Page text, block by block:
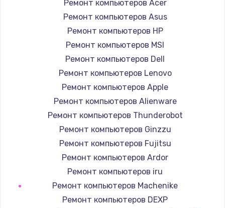
Замена экрана
920 руб.
Заказать
Замена северного моста
2620 руб.
Заказать
Замена SSD
1490 руб.
Заказать
Замена аккумулятора
690 руб.
Ремонт компьютеров Acer
Ремонт компьютеров Asus
Ремонт компьютеров HP
Ремонт компьютеров MSI
Ремонт компьютеров Dell
Ремонт компьютеров Lenovo
Ремонт компьютеров Apple
Ремонт компьютеров Alienware
Ремонт компьютеров Thunderobot
Ремонт компьютеров Ginzzu
Ремонт компьютеров Fujitsu
Ремонт компьютеров Ardor
Ремонт компьютеров iru
Ремонт компьютеров Machenike
Ремонт компьютеров DEXP